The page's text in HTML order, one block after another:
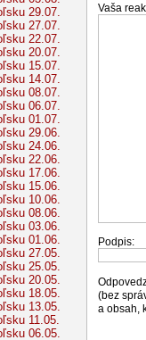
29.07.
27.07.
22.07.
20.07.
15.07.
14.07.
08.07.
06.07.
01.07.
29.06.
24.06.
22.06.
17.06.
15.06.
10.06.
08.06.
03.06.
01.06.
27.05.
25.05.
20.05.
18.05.
13.05.
11.05.
06.05.
Vaša
Podpis:
(bez
a obsah,